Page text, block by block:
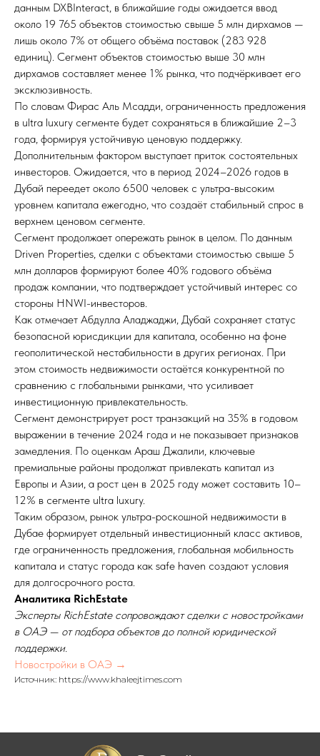
данным DXBInteract, в ближайшие годы ожидается ввод
около 19 765 объектов стоимостью свыше 5 млн дирхамов —
лишь около 7% от общего объёма поставок (283 928
единиц). Сегмент объектов стоимостью выше 30 млн
дирхамов составляет менее 1% рынка, что подчёркивает его
эксклюзивность.
По словам Фирас Аль Мсадди, ограниченность предложения
в ultra luxury сегменте будет сохраняться в ближайшие 2–3
года, формируя устойчивую ценовую поддержку.
Дополнительным фактором выступает приток состоятельных
инвесторов. Ожидается, что в период 2024–2026 годов в
Дубай переедет около 6500 человек с ультра-высоким
уровнем капитала ежегодно, что создаёт стабильный спрос в
верхнем ценовом сегменте.
Сегмент продолжает опережать рынок в целом. По данным
Driven Properties, сделки с объектами стоимостью свыше 5
млн долларов формируют более 40% годового объёма
продаж компании, что подтверждает устойчивый интерес со
стороны HNWI-инвесторов.
Как отмечает Абдулла Аладжаджи, Дубай сохраняет статус
безопасной юрисдикции для капитала, особенно на фоне
геополитической нестабильности в других регионах. При
этом стоимость недвижимости остаётся конкурентной по
сравнению с глобальными рынками, что усиливает
инвестиционную привлекательность.
Сегмент демонстрирует рост транзакций на 35% в годовом
выражении в течение 2024 года и не показывает признаков
замедления. По оценкам Араш Джалили, ключевые
премиальные районы продолжат привлекать капитал из
Европы и Азии, а рост цен в 2025 году может составить 10–
12% в сегменте ultra luxury.
Таким образом, рынок ультра-роскошной недвижимости в
Дубае формирует отдельный инвестиционный класс активов,
где ограниченность предложения, глобальная мобильность
капитала и статус города как safe haven создают условия
для долгосрочного роста.
Аналитика RichEstate
Эксперты RichEstate сопровождают сделки с новостройками
в ОАЭ — от подбора объектов до полной юридической
поддержки.
Новостройки в ОАЭ →
Источник: https://www.khaleejtimes.com